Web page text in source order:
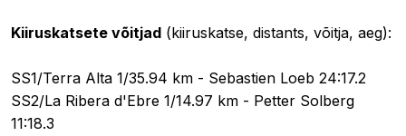
Kiiruskatsete võitjad (kiiruskatse, distants, võitja, aeg):
SS1/Terra Alta 1/35.94 km - Sebastien Loeb 24:17.2
SS2/La Ribera d'Ebre 1/14.97 km - Petter Solberg
11:18.3